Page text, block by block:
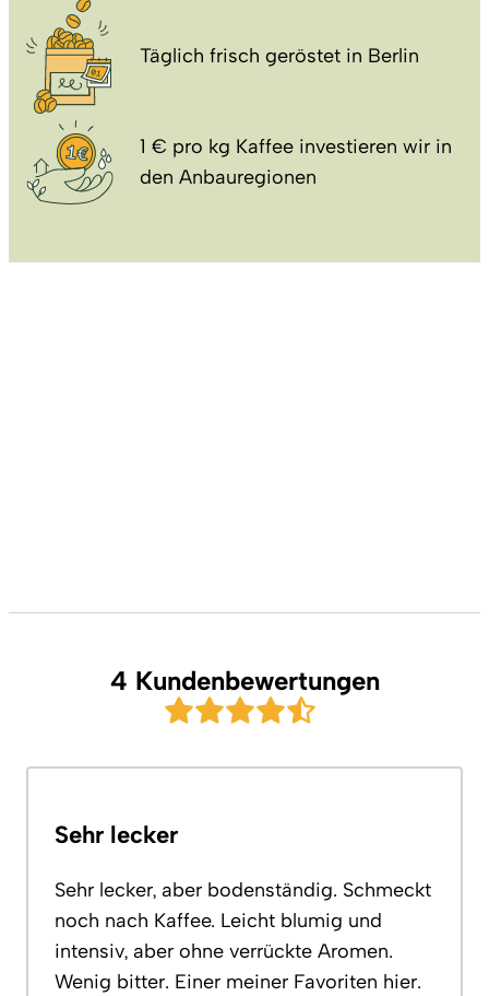
Täglich frisch geröstet in Berlin
1 € pro kg Kaffee investieren wir in
den Anbauregionen
4 Kundenbewertungen
Sehr lecker
Sehr lecker, aber bodenständig. Schmeckt
noch nach Kaffee. Leicht blumig und
intensiv, aber ohne verrückte Aromen.
Wenig bitter. Einer meiner Favoriten hier.